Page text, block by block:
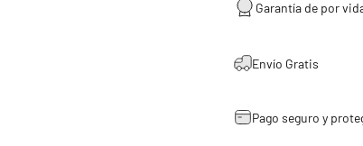
Garantía de por
Envío Gratis
Pago seguro y